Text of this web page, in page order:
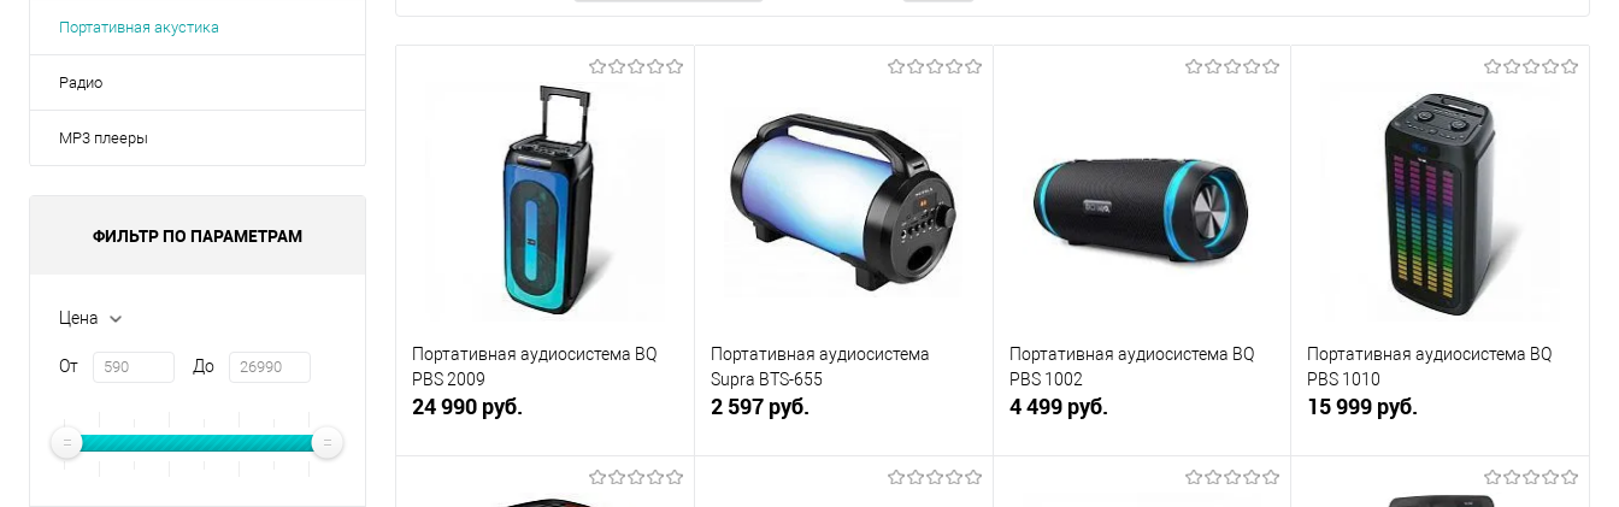
Портативная акустика
Радио
MP3 плееры
ФИЛЬТР ПО ПАРАМЕТРАМ
Цена
От До
Портативная аудиосистема BQ
PBS 2009
24 990 руб.
В корзину
Портативная аудиосистема
Supra BTS-655
2 597 руб.
Портативная аудиосистема BQ
PBS 1002
4 499 руб.
Портативная аудиосистема BQ
PBS 1010
15 999 руб.
В корзину